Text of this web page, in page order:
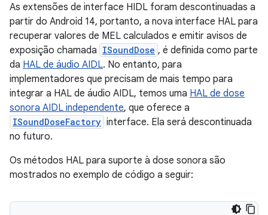
As extensões de interface HIDL foram descontinuadas a
partir do Android 14, portanto, a nova interface HAL para
recuperar valores de MEL calculados e emitir avisos de
exposição chamada ISoundDose , é definida como parte
da HAL de áudio AIDL. No entanto, para
implementadores que precisam de mais tempo para
integrar a HAL de áudio AIDL, temos uma HAL de dose
sonora AIDL independente, que oferece a
ISoundDoseFactory interface. Ela será descontinuada
no futuro.
Os métodos HAL para suporte à dose sonora são
mostrados no exemplo de código a seguir: